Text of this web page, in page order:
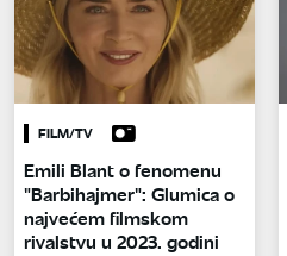
FILM/TV
Emili Blant o fenomenu
"Barbihajmer": Glumica o
najvećem filmskom
rivalstvu u 2023. godini